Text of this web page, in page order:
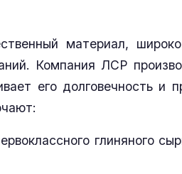
материал,
Компания ЛСР
его долговечность и
глиняного